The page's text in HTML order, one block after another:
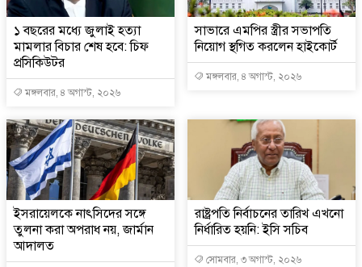
১ বছরের মধ্যে জুলাই হত্যা
মামলার বিচার শেষ হবে: চিফ
প্রসিকিউটর
মঙ্গলবার, ৪ অগাস্ট, ২০২৬
সাভারে এমপির স্ত্রীর সভাপতি
নিয়োগ স্থগিত করলেন হাইকোর্ট
মঙ্গলবার, ৪ অগাস্ট, ২০২৬
ইসরায়েলকে নাৎসিদের সঙ্গে
তুলনা করা অপরাধ নয়, জার্মান
আদালত
রাষ্ট্রপতি নির্বাচনের তারিখ এখনো
নির্ধারিত হয়নি: ইসি সচিব
সোমবার, ৩ অগাস্ট, ২০২৬